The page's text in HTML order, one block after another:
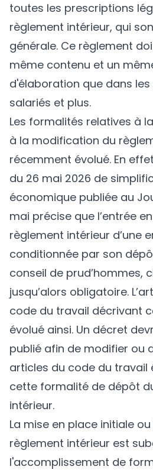
toutes les prescriptions
règlement intérieur, qui
générale. Ce règlement
même contenu et un
d'élaboration que dans
salariés et plus.
Les formalités relatives à
à la modification du
récemment évolué. En
du 26 mai 2026 de
économique publiée au
mai précise que l’entrée
règlement intérieur d’une
conditionnée par son
conseil de prud’hommes,
jusqu’alors obligatoire.
code du travail décrivant
évolué ainsi. Un décret
publié afin de modifier ou
articles du code du travail
cette formalité de dépôt
intérieur.
La mise en place initiale
règlement intérieur est
l'accomplissement de